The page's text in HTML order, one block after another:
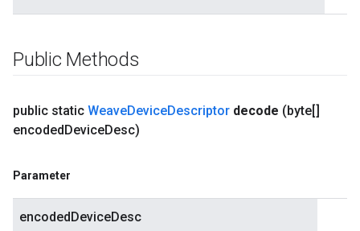
Public Methods
public static WeaveDeviceDescriptor decode (byte[]
encodedDeviceDesc)
Parameter
encodedDeviceDesc